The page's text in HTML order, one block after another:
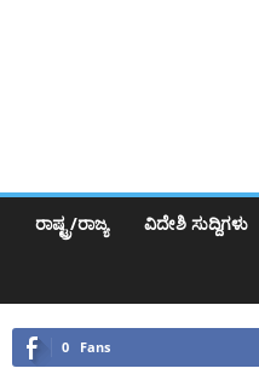
ರಾಷ್ಟ್ರ/ರಾಜ್ಯ ವಿದೇಶಿ ಸುದ್ದಿಗಳು
0 Fans